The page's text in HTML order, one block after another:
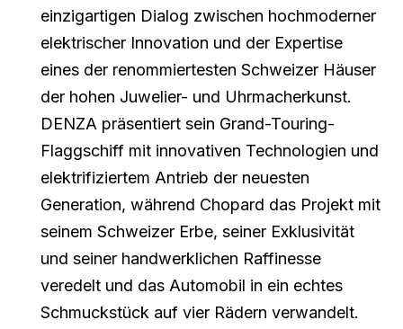
einzigartigen Dialog zwischen hochmoderner
elektrischer Innovation und der Expertise
eines der renommiertesten Schweizer Häuser
der hohen Juwelier- und Uhrmacherkunst.
DENZA präsentiert sein Grand-Touring-
Flaggschiff mit innovativen Technologien und
elektrifiziertem Antrieb der neuesten
Generation, während Chopard das Projekt mit
seinem Schweizer Erbe, seiner Exklusivität
und seiner handwerklichen Raffinesse
veredelt und das Automobil in ein echtes
Schmuckstück auf vier Rädern verwandelt.